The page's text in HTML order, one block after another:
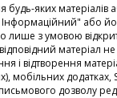
будь-яких матеріалів
або
лише з умовою
матеріал
і відтворення
мобільних додатках,
дозволу